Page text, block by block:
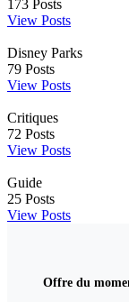
173 Posts
View Posts
Disney Parks
79 Posts
View Posts
Critiques
72 Posts
View Posts
Guide
25 Posts
View Posts
Offre du